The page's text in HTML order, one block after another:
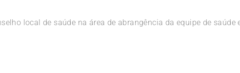
local de saúde na área de abrangência da equipe de